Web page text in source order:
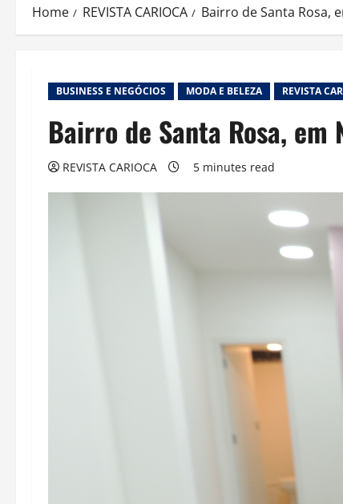
Home REVISTA CARIOCA Bairro de Santa Rosa,
BUSINESS E NEGÓCIOS MODA E BELEZA REVISTA
Bairro de Santa Rosa,
REVISTA CARIOCA 5 minutes read